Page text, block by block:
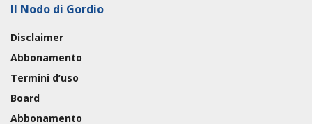
Il Nodo di Gordio
Disclaimer
Abbonamento
Termini d’uso
Board
Abbonamento